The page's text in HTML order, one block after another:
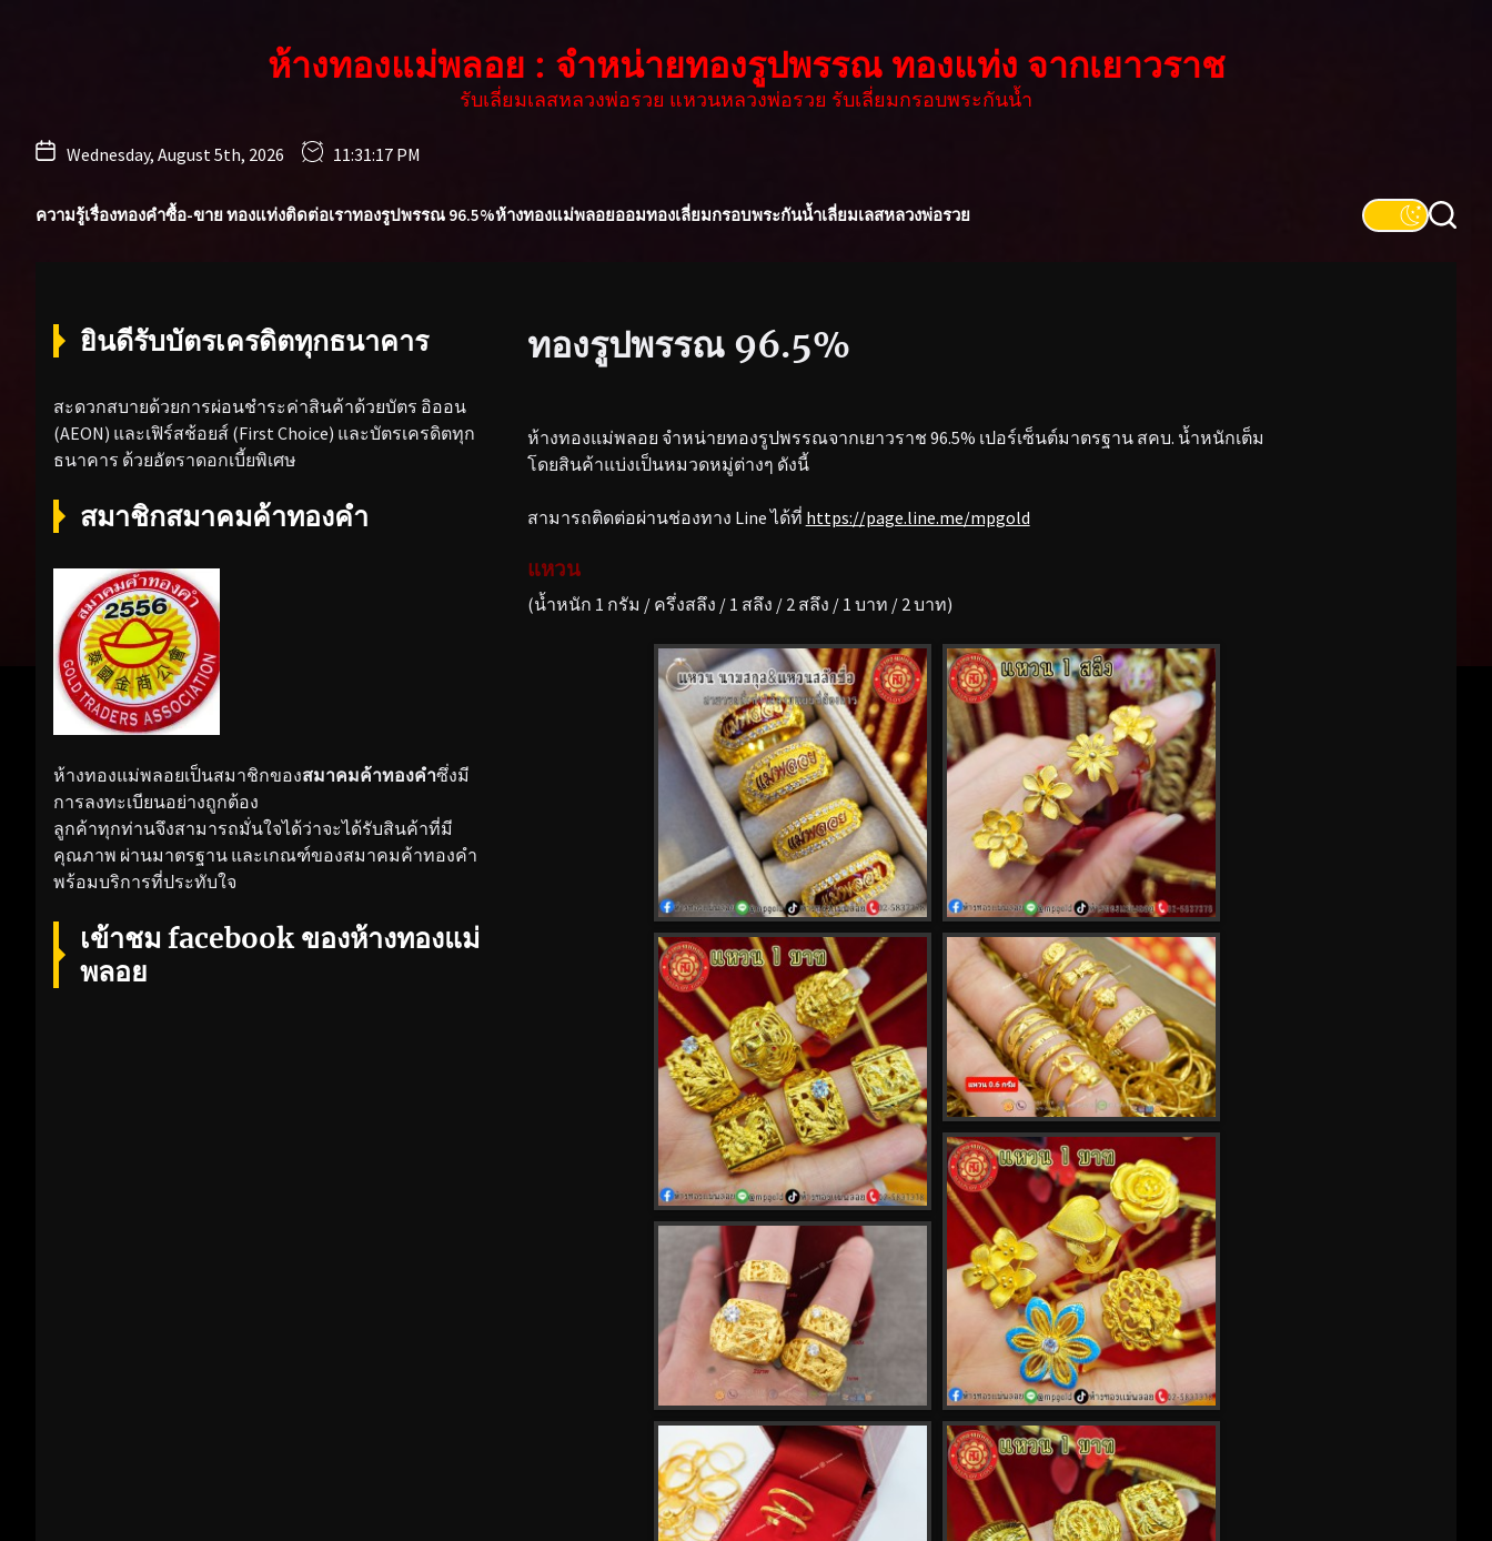
ห้างทองแม่พลอย : จำหน่ายทองรูปพรรณ ทองแท่ง จากเยาวราช
รับเลี่ยมเลสหลวงพ่อรวย แหวนหลวงพ่อรวย รับเลี่ยมกรอบพระกันน้ำ
Wednesday, August 5th, 2026 11:31:19 PM
ความรู้เรื่องทองคำซื้อ-ขาย ทองแท่งติดต่อเราทองรูปพรรณ 96.5%ห้างทองแม่พลอยออมทองเลี่ยมกรอบพระกันน้ำเลี่ยมเลสหลวงพ่อรวย
ทองรูปพรรณ 96.5%
ห้างทองแม่พลอย จำหน่ายทองรูปพรรณจากเยาวราช 96.5% เปอร์เซ็นต์มาตรฐาน สคบ. น้ำหนักเต็ม
โดยสินค้าแบ่งเป็นหมวดหมู่ต่างๆ ดังนี้
สามารถติดต่อผ่านช่องทาง Line ได้ที่ https://page.line.me/mpgold
แหวน
(น้ำหนัก 1 กรัม / ครึ่งสลึง / 1 สลึง / 2 สลึง / 1 บาท / 2 บาท)
ยินดีรับบัตรเครดิตทุกธนาคาร
สะดวกสบายด้วยการผ่อนชำระค่าสินค้าด้วยบัตร อิออน
(AEON) และเฟิร์สช้อยส์ (First Choice) และบัตรเครดิตทุก
ธนาคาร ด้วยอัตราดอกเบี้ยพิเศษ
สมาชิกสมาคมค้าทองคำ
ห้างทองแม่พลอยเป็นสมาชิกของสมาคมค้าทองคำซึ่งมี
การลงทะเบียนอย่างถูกต้อง
ลูกค้าทุกท่านจึงสามารถมั่นใจได้ว่าจะได้รับสินค้าที่มี
คุณภาพ ผ่านมาตรฐาน และเกณฑ์ของสมาคมค้าทองคำ
พร้อมบริการที่ประทับใจ
เข้าชม facebook ของห้างทองแม่
พลอย